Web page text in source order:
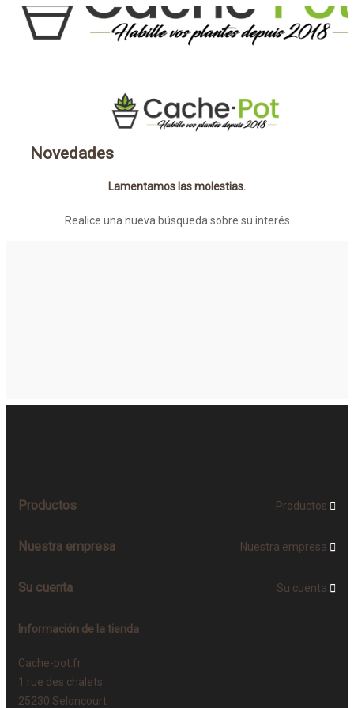
Novedades
Lamentamos las molestias.
Realice una nueva búsqueda sobre su interés
Productos Productos 
Nuestra empresa Nuestra empresa 
Su cuenta Su cuenta 
Información de la tienda
Cache-pot.fr
1 rue des chalets
25230 Seloncourt